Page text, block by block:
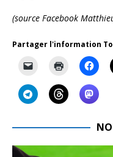
(source Facebook
Partager l'information